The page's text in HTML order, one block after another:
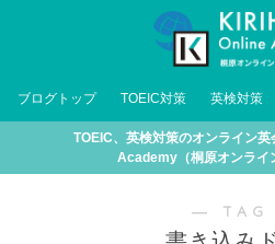
ブログトップ TOEIC対策 英検対策
TOEIC、英検対策のオンライン
Academy（桐原オンライ
― TAG